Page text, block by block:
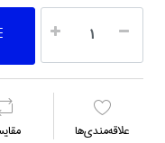
علاقه‌مندي‌ها